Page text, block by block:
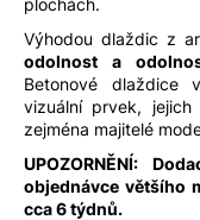
Výhodou dlaždic z
odolnost a
Betonové dlaždice
vizuální prvek,
zejména majitelé
UPOZORNĚNÍ:
objednávce většího
cca 6 týdnů.